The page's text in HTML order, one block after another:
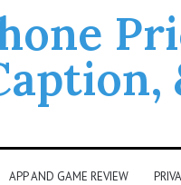
APP AND GAME REVIEW